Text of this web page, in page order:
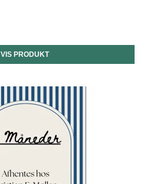
VIS PRODUKT